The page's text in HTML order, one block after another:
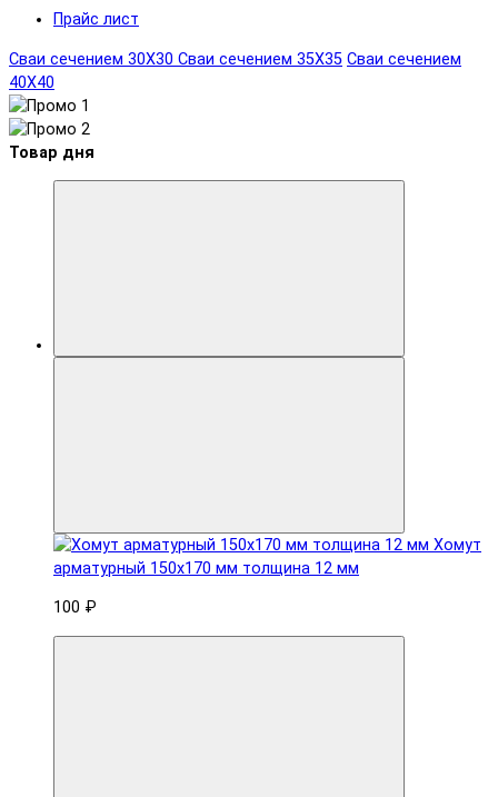
Прайс лист
Сваи сечением 30Х30 Сваи сечением 35Х35 Сваи сечением
40Х40
Товар дня
Хомут
арматурный 150x170 мм толщина 12 мм
100 ₽